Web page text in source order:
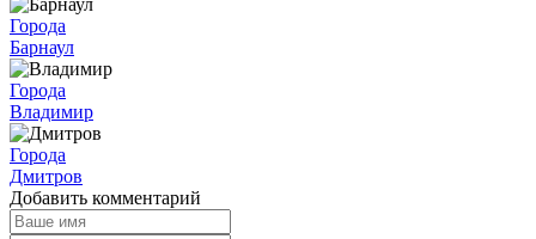
Города
Барнаул
Города
Владимир
Города
Дмитров
Добавить комментарий